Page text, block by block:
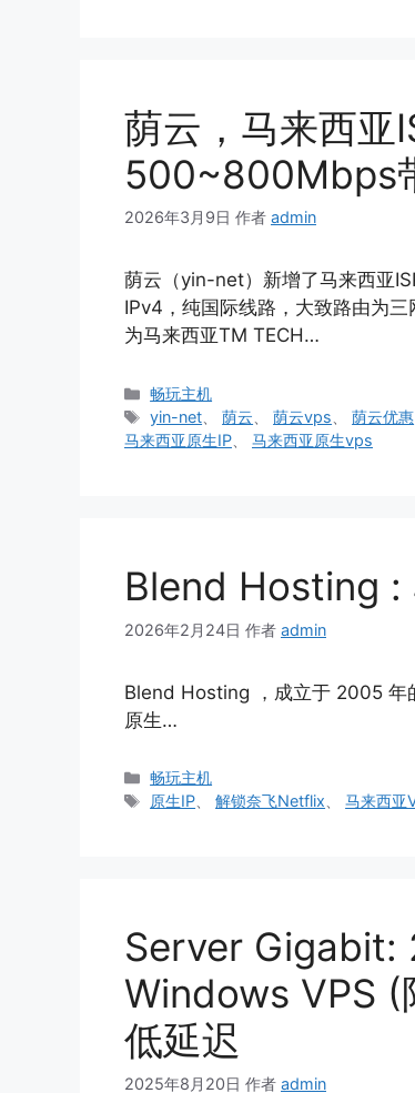
荫云，马来西亚
500~800Mbps
2026年3月9日 作者 admin
荫云（yin-net）新增了马来西亚
IPv4，纯国际线路，大致路由为
为马来西亚TM TECH…
分
类
畅玩主机
标
签
yin-net 、荫云 、荫云vps 、荫云优惠
马来西亚原生IP
马来西亚原生vps
Blend Hosting :
2026年2月24日 作者 admin
Blend Hosting ，成立于 2005 年
原生…
分
类
畅玩主机
标
原生IP、解锁奈飞Netflix、马来西亚
Server Gigabit:
Windows VPS (
低延迟
2025年8月20日 作者 admin